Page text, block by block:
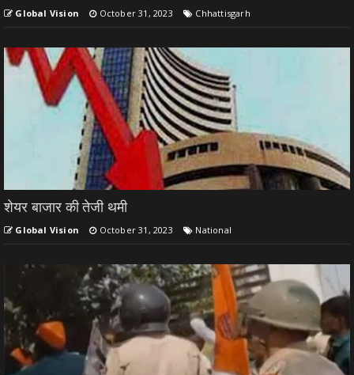
Global Vision October 31, 2023 Chhattisgarh
शेयर बाजार की तेजी थमी
Global Vision October 31, 2023 National